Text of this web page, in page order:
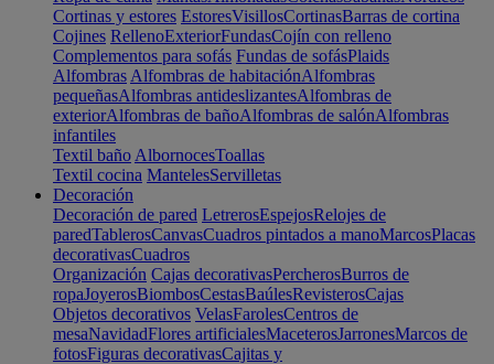
Cortinas y estores EstoresVisillosCortinasBarras de cortina
Cojines RellenoExteriorFundasCojín con relleno
Complementos para sofás Fundas de sofásPlaids
Alfombras Alfombras de habitaciónAlfombras
pequeñasAlfombras antideslizantesAlfombras de
exteriorAlfombras de bañoAlfombras de salónAlfombras
infantiles
Textil baño AlbornocesToallas
Textil cocina MantelesServilletas
Decoración
Decoración de pared LetrerosEspejosRelojes de
paredTablerosCanvasCuadros pintados a manoMarcosPlacas
decorativasCuadros
Organización Cajas decorativasPercherosBurros de
ropaJoyerosBiombosCestasBaúlesRevisterosCajas
Objetos decorativos VelasFarolesCentros de
mesaNavidadFlores artificialesMaceterosJarronesMarcos de
fotosFiguras decorativasCajitas y